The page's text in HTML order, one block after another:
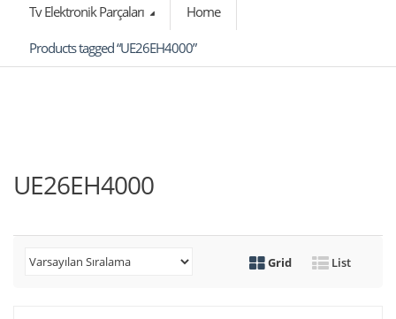
Tv Elektronik Parçaları
Home
Products tagged “UE26EH4000”
UE26EH4000
Grid List